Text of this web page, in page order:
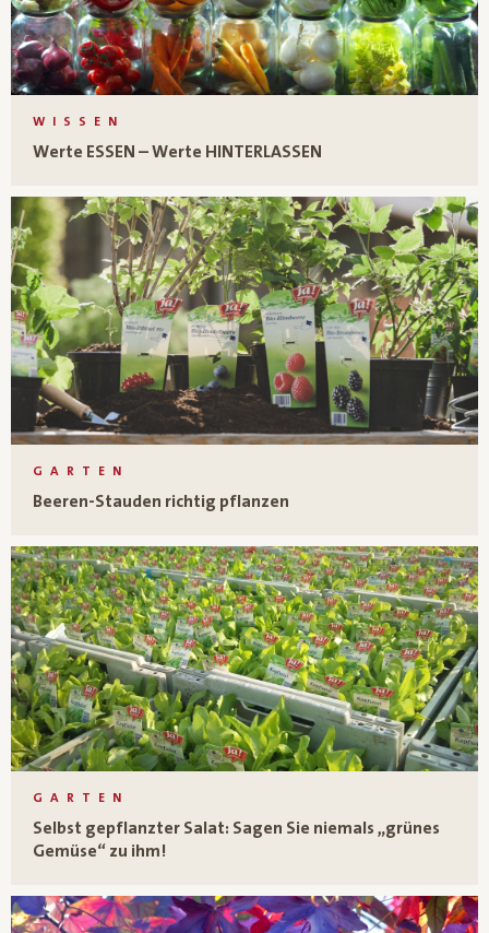
WISSEN
Werte ESSEN – Werte HINTERLASSEN
GARTEN
Beeren-Stauden richtig pflanzen
GARTEN
Selbst gepflanzter Salat: Sagen Sie niemals „grünes
Gemüse“ zu ihm!